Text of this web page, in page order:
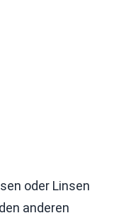
oder Linsen
anderen